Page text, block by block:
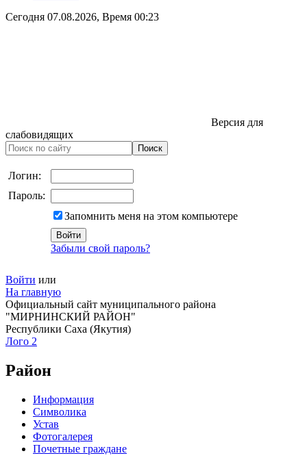
Сегодня 07.08.2026, Время 00:23
Версия для
слабовидящих
Логин:
Пароль:
Запомнить меня на этом компьютере
Забыли свой пароль?
Войти или
На главную
Официальный сайт муниципального района
"МИРНИНСКИЙ РАЙОН"
Республики Саха (Якутия)
Лого 2
Район
Информация
Символика
Устав
Фотогалерея
Почетные граждане